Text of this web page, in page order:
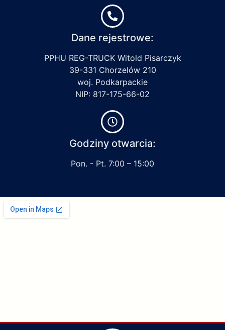
Dane rejestrowe:
PPHU REG-TRUCK Witold Pisarczyk
39-331 Chorzelów 210
woj. Podkarpackie
NIP: 817-175-66-02
Godziny otwarcia:
Pon. - Pt. 7:00 – 15:00